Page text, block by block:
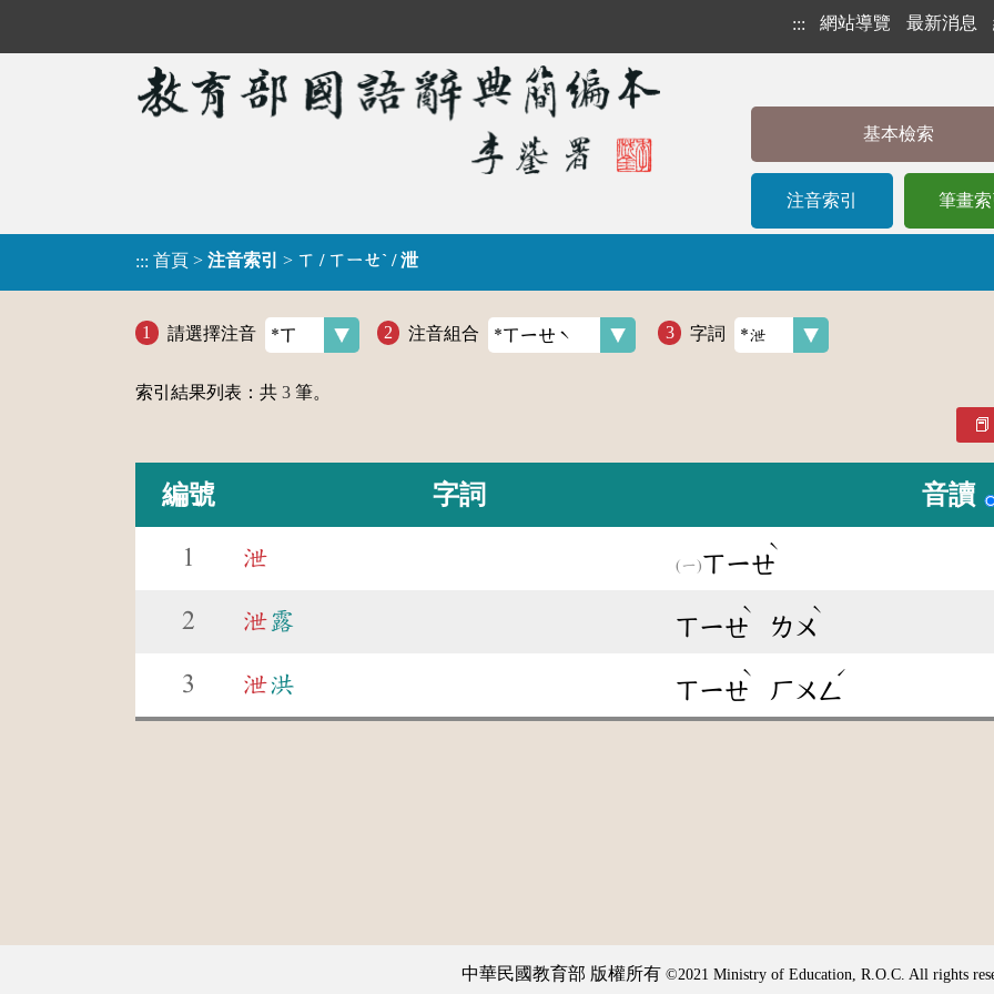
::: 網站導覽 最新消息
基本檢索
注音索引 筆畫索
::: 首頁 > 注音索引 > ㄒ / ㄒㄧㄝˋ / 泄
請選擇注音 注音組合 字詞
索引結果列表：共 3 筆。
編號 字詞 音讀
1 泄 ㄒㄧㄝ
ˋ
2 泄 露 ㄒㄧㄝ
ˋ
ㄌㄨ
ˋ
3 泄洪 ㄒㄧㄝ
ˋ
ㄏㄨㄥ
ˊ
中華民國教育部 版權所有 ©2021 Ministry of Education, R.O.C. All rights